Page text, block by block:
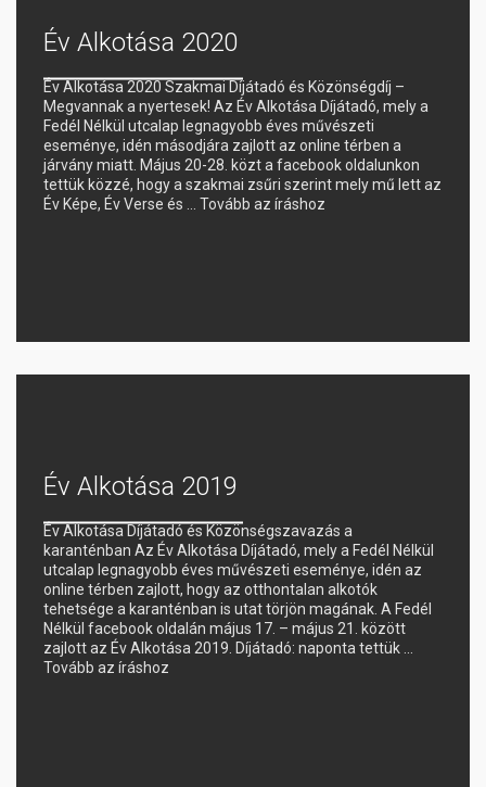
Év Alkotása 2020
Év Alkotása 2020 Szakmai Díjátadó és Közönségdíj –
Megvannak a nyertesek! Az Év Alkotása Díjátadó, mely a
Fedél Nélkül utcalap legnagyobb éves művészeti
eseménye, idén másodjára zajlott az online térben a
járvány miatt. Május 20-28. közt a facebook oldalunkon
tettük közzé, hogy a szakmai zsűri szerint mely mű lett az
Év Képe, Év Verse és … Tovább az íráshoz
Év Alkotása 2019
Év Alkotása Díjátadó és Közönségszavazás a
karanténban Az Év Alkotása Díjátadó, mely a Fedél Nélkül
utcalap legnagyobb éves művészeti eseménye, idén az
online térben zajlott, hogy az otthontalan alkotók
tehetsége a karanténban is utat törjön magának. A Fedél
Nélkül facebook oldalán május 17. – május 21. között
zajlott az Év Alkotása 2019. Díjátadó: naponta tettük …
Tovább az íráshoz